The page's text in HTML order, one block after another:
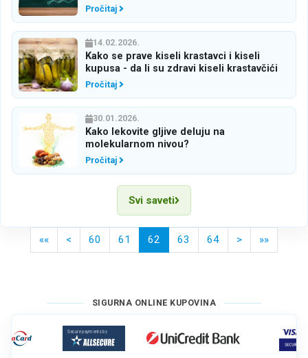
Pročitaj
14.02.2026.
Kako se prave kiseli krastavci i kiseli
kupusa - da li su zdravi kiseli krastavčići
Pročitaj
30.01.2026.
Kako lekovite gljive deluju na
molekularnom nivou?
Pročitaj
Svi saveti
«« << 60 61 62 (current)
63 64 >> »»
SIGURNA ONLINE KUPOVINA